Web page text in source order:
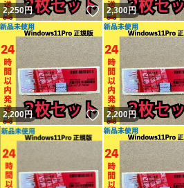
2,250円 いいね！
2,300円
2,200円 いいね！
2,200円